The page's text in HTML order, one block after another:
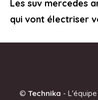
Les suv mercedes
qui vont électriser
© Technika -